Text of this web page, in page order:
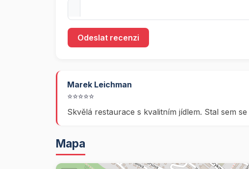
Odeslat recenzi
Marek Leichman
⭐⭐⭐⭐⭐
Skvělá restaurace s kvalitním jídlem. Stal sem
Mapa